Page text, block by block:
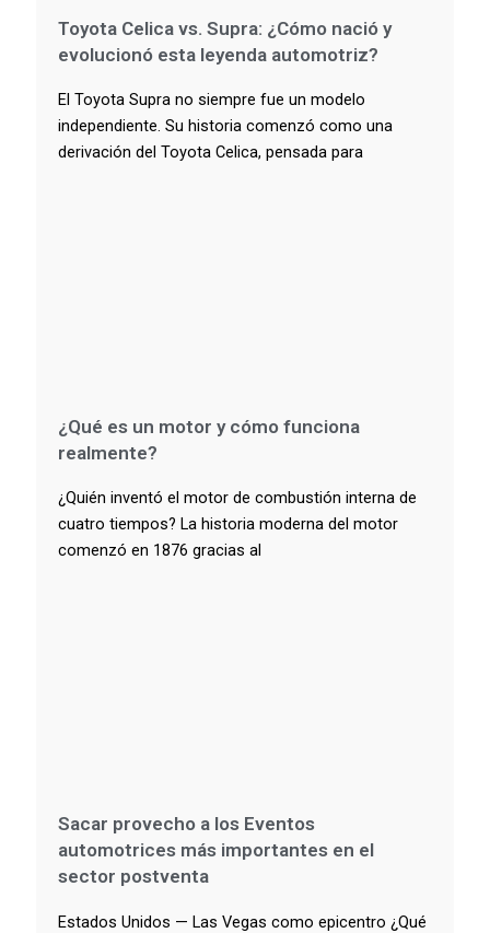
Toyota Celica vs. Supra: ¿Cómo nació y
evolucionó esta leyenda automotriz?
El Toyota Supra no siempre fue un modelo
independiente. Su historia comenzó como una
derivación del Toyota Celica, pensada para
¿Qué es un motor y cómo funciona
realmente?
¿Quién inventó el motor de combustión interna de
cuatro tiempos? La historia moderna del motor
comenzó en 1876 gracias al
Sacar provecho a los Eventos
automotrices más importantes en el
sector postventa
Estados Unidos — Las Vegas como epicentro ¿Qué